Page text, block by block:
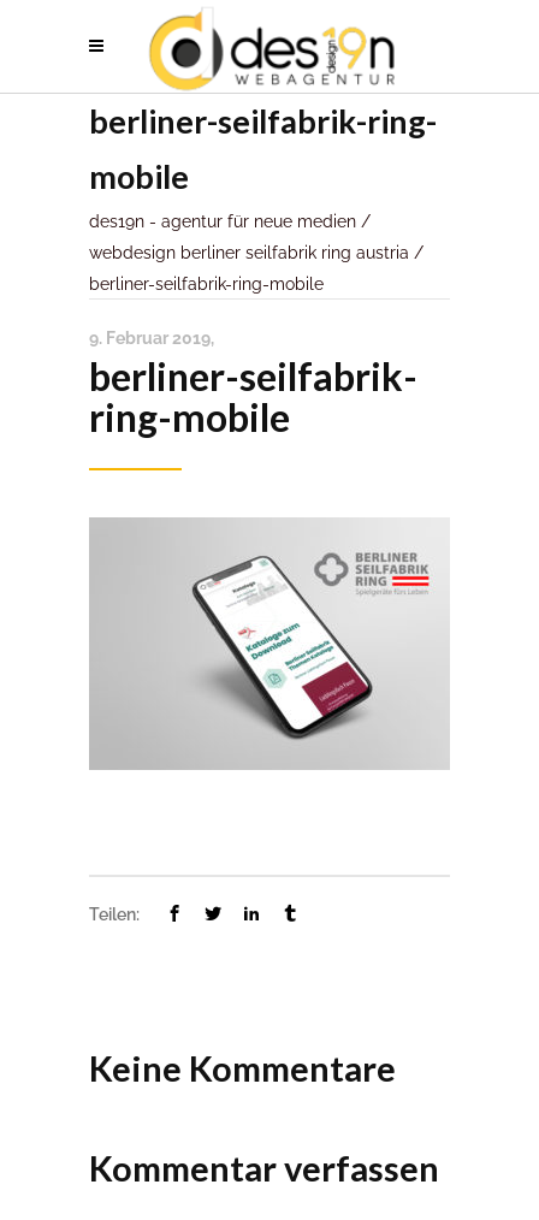
berliner-seilfabrik-ring-
mobile
des19n - agentur für neue medien /
webdesign berliner seilfabrik ring austria /
berliner-seilfabrik-ring-mobile
9. Februar 2019
berliner-seilfabrik-
ring-mobile
Teilen:
Keine Kommentare
Kommentar verfassen